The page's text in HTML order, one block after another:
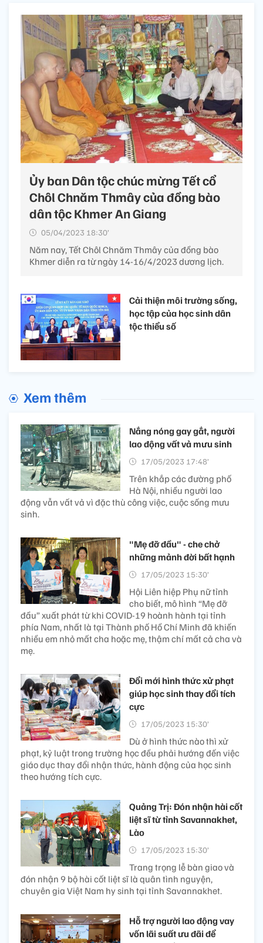
Ủy ban Dân tộc chúc mừng Tết cổ
Chôl Chnăm Thmây của đồng bào
dân tộc Khmer An Giang
05/04/2023 18:30’
Năm nay, Tết Chôl Chnăm Thmây của đồng bào
Khmer diễn ra từ ngày 14-16/4/2023 dương lịch.
Cải thiện môi trường sống,
học tập của học sinh dân
tộc thiểu số
Xem thêm
Nắng nóng gay gắt, người
lao động vất vả mưu sinh
17/05/2023 17:48’
Trên khắp các đường phố
Hà Nội, nhiều người lao
động vẫn vất vả vì đặc thù công việc, cuộc sống mưu
sinh.
"Mẹ đỡ đầu" - che chở
những mảnh đời bất hạnh
17/05/2023 15:30’
Hội Liên hiệp Phụ nữ tỉnh
cho biết, mô hình “Mẹ đỡ
đầu” xuất phát từ khi COVID-19 hoành hành tại tỉnh
phía Nam, nhất là tại Thành phố Hồ Chí Minh đã khiến
nhiều em nhỏ mất cha hoặc mẹ, thậm chí mất cả cha và
mẹ.
Đổi mới hình thức xử phạt
giúp học sinh thay đổi tích
cực
17/05/2023 15:30’
Dù ở hình thức nào thì xử
phạt, kỷ luật trong trường học đều phải hướng đến việc
giáo dục thay đổi nhận thức, hành động của học sinh
theo hướng tích cực.
Quảng Trị: Đón nhận hài cốt
liệt sĩ từ tỉnh Savannakhet,
Lào
17/05/2023 15:30’
Trang trọng lễ bàn giao và
đón nhận 9 bộ hài cốt liệt sĩ là quân tình nguyện,
chuyên gia Việt Nam hy sinh tại tỉnh Savannakhet.
Hỗ trợ người lao động vay
vốn lãi suất ưu đãi để